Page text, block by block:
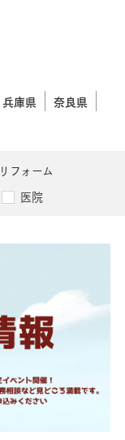
兵庫県
奈良県
リフォーム
医院